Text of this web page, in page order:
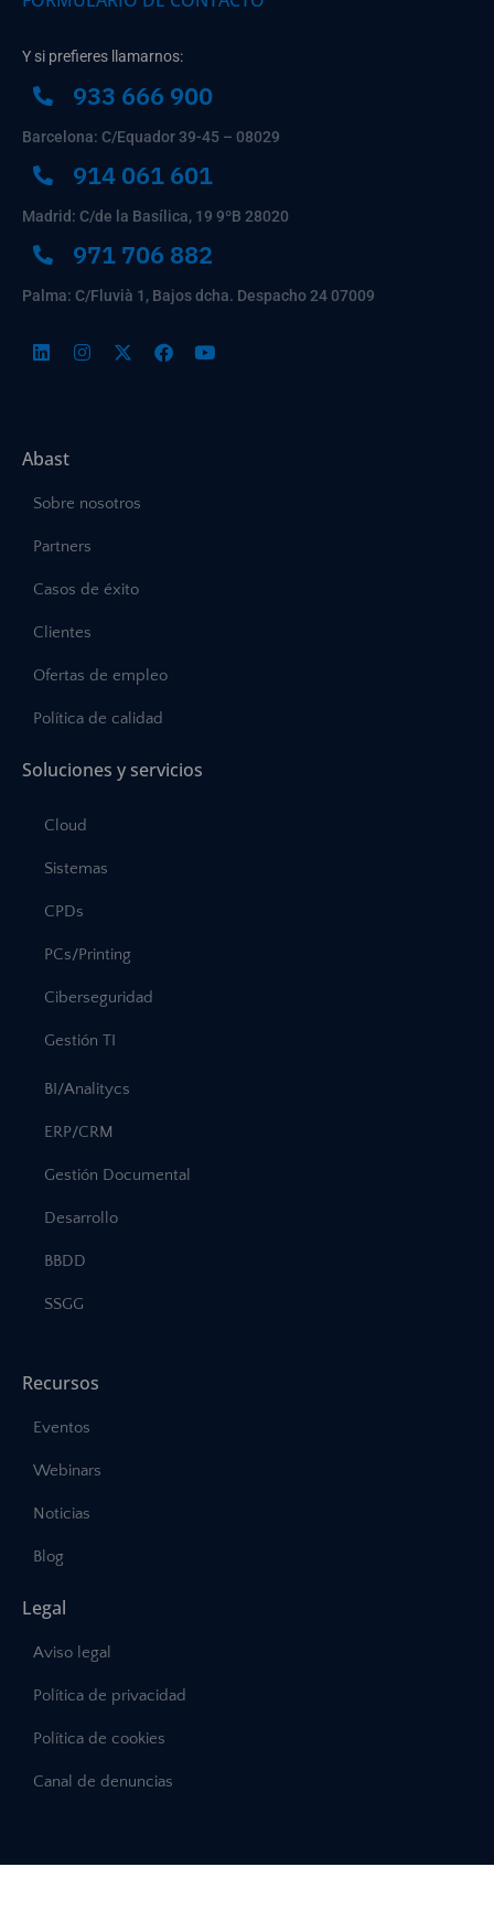
Y si prefieres llamarnos:
933 666 900
Barcelona: C/Equador 39-45 – 08029
914 061 601
Madrid: C/de la Basílica, 19 9ºB 28020
971 706 882
Palma: C/Fluvià 1, Bajos dcha. Despacho 24 07009
Abast
Sobre nosotros
Partners
Casos de éxito
Clientes
Ofertas de empleo
Política de calidad
Soluciones y servicios
Cloud
Sistemas
CPDs
PCs/Printing
Ciberseguridad
Gestión TI
BI/Analitycs
ERP/CRM
Gestión Documental
Desarrollo
BBDD
SSGG
Recursos
Eventos
Webinars
Noticias
Blog
Legal
Aviso legal
Política de privacidad
Política de cookies
Canal de denuncias